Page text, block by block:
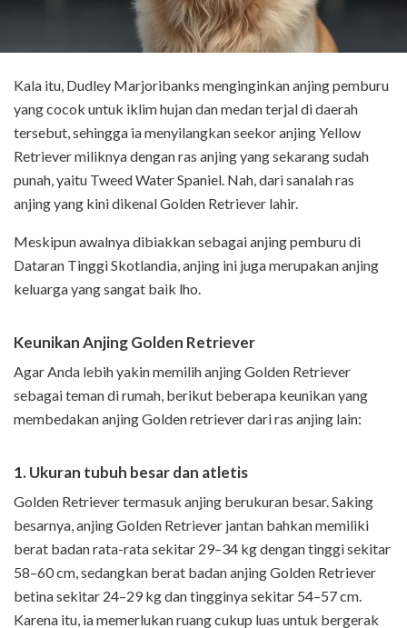
Kala itu, Dudley Marjoribanks menginginkan anjing pemburu
yang cocok untuk iklim hujan dan medan terjal di daerah
tersebut, sehingga ia menyilangkan seekor anjing Yellow
Retriever miliknya dengan ras anjing yang sekarang sudah
punah, yaitu Tweed Water Spaniel. Nah, dari sanalah ras
anjing yang kini dikenal Golden Retriever lahir.
Meskipun awalnya dibiakkan sebagai anjing pemburu di
Dataran Tinggi Skotlandia, anjing ini juga merupakan anjing
keluarga yang sangat baik lho.
Keunikan Anjing Golden Retriever
Agar Anda lebih yakin memilih anjing Golden Retriever
sebagai teman di rumah, berikut beberapa keunikan yang
membedakan anjing Golden retriever dari ras anjing lain:
1. Ukuran tubuh besar dan atletis
Golden Retriever termasuk anjing berukuran besar. Saking
besarnya, anjing Golden Retriever jantan bahkan memiliki
berat badan rata-rata sekitar 29–34 kg dengan tinggi sekitar
58–60 cm, sedangkan berat badan anjing Golden Retriever
betina sekitar 24–29 kg dan tingginya sekitar 54–57 cm.
Karena itu, ia memerlukan ruang cukup luas untuk bergerak